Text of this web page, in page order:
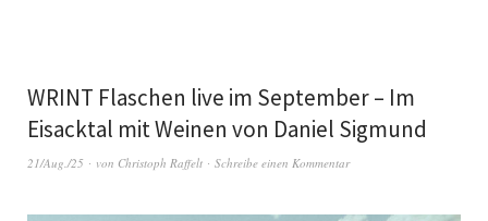
WRINT Flaschen live im September – Im
Eisacktal mit Weinen von Daniel Sigmund
21/Aug./25 von Christoph Raffelt Schreibe einen Kommentar